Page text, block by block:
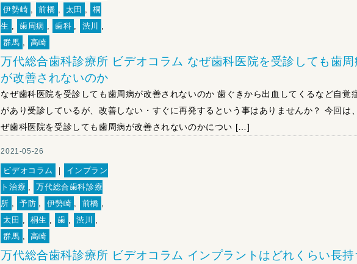
伊勢崎 , 前橋 , 太田 ,
桐
生 , 歯周病 , 歯科 , 渋川
,
群馬 , 高崎
万代総合歯科診療所 ビデオコラム なぜ歯科医院を受診しても歯周
が改善されないのか
なぜ歯科医院を受診しても歯周病が改善されないのか 歯ぐきから出血してくるなど自覚
があり受診しているが、改善しない・すぐに再発するという事はありませんか？ 今回は
ぜ歯科医院を受診しても歯周病が改善されないのかについ […]
2021-05-26
ビデオコラム ｜
インプラン
ト治療 ,
万代総合歯科診療
所 , 予防 , 伊勢崎 , 前橋 ,
太田 , 桐生 , 歯 , 渋川
,
群馬 , 高崎
万代総合歯科診療所 ビデオコラム インプラントはどれくらい長持